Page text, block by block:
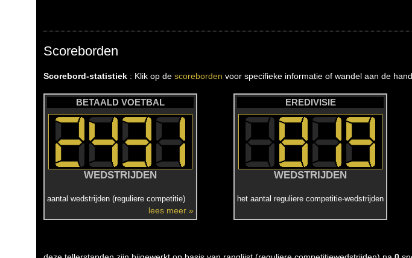
Scoreborden
Scorebord-statistiek : Klik op de scoreborden voor specifieke informatie of wandel aan de
BETAALD VOETBAL
WEDSTRIJDEN
aantal wedstrijden (reguliere competitie)
lees meer »
EREDIVISIE
WEDSTRIJDEN
het aantal reguliere competitie-wedstrijden